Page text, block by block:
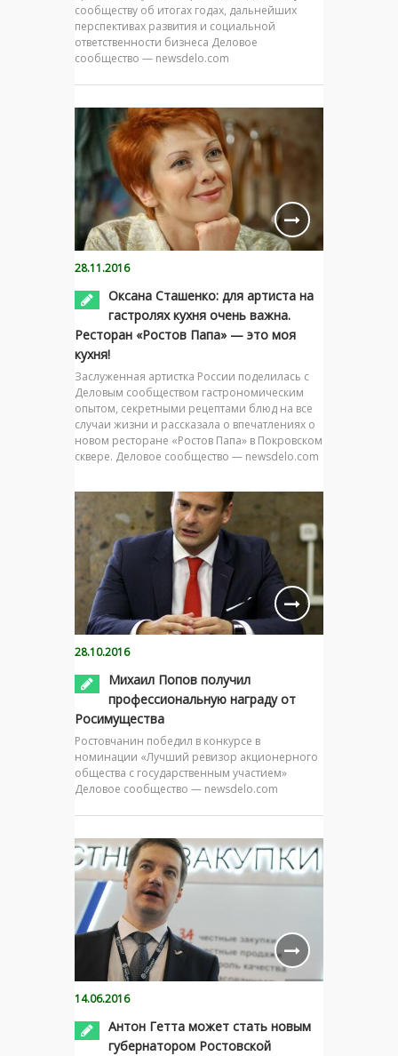
сообществу об итогах годах, дальнейших
перспективах развития и социальной
ответственности бизнеса Деловое
сообщество — newsdelo.com
28.11.2016
Оксана Сташенко: для артиста на
гастролях кухня очень важна.
Ресторан «Ростов Папа» — это моя
кухня!
Заслуженная артистка России поделилась с
Деловым сообществом гастрономическим
опытом, секретными рецептами блюд на все
случаи жизни и рассказала о впечатлениях о
новом ресторане «Ростов Папа» в Покровском
сквере. Деловое сообщество — newsdelo.com
28.10.2016
Михаил Попов получил
профессиональную награду от
Росимущества
Ростовчанин победил в конкурсе в
номинации «Лучший ревизор акционерного
общества с государственным участием»
Деловое сообщество — newsdelo.com
14.06.2016
Антон Гетта может стать новым
губернатором Ростовской